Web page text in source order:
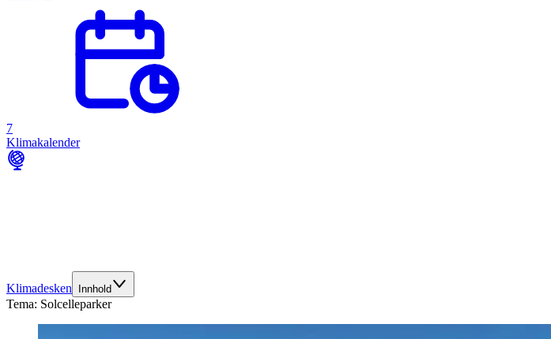
7
Klimakalender
Klimadesken Innhold
Tema: Solcelleparker